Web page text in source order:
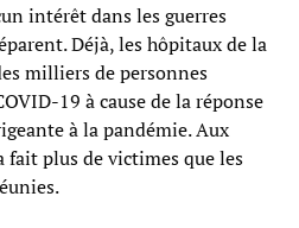
intérêt dans les guerres
Déjà, les hôpitaux de la
milliers de personnes
19 à cause de la réponse
à la pandémie. Aux
fait plus de victimes que les